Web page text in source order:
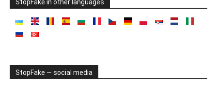
StopFake in other languages
StopFake — social media